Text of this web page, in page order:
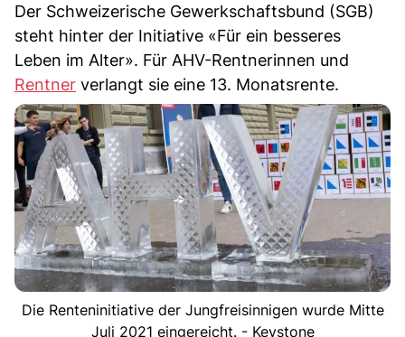
Der Schweizerische Gewerkschaftsbund (SGB)
steht hinter der Initiative «Für ein besseres
Leben im Alter». Für AHV-Rentnerinnen und
Rentner verlangt sie eine 13. Monatsrente.
Die Renteninitiative der Jungfreisinnigen wurde Mitte
Juli 2021 eingereicht. - Keystone